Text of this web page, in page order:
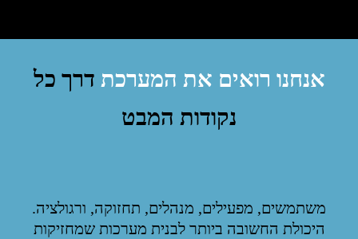
אנחנו רואים את המערכת דרך כל
נקודות המבט
משתמשים, מפעילים, מנהלים, תחזוקה, ורגולציה.
היכולת החשובה ביותר לבנית מערכות שמחזיקות